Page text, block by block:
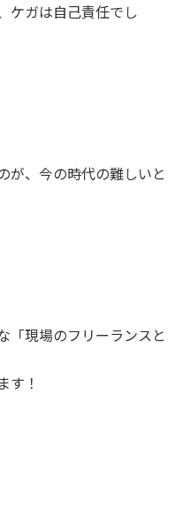
ケガは自己責任でし
が、今の時代の難しいと
「現場のフリーランスと
す！